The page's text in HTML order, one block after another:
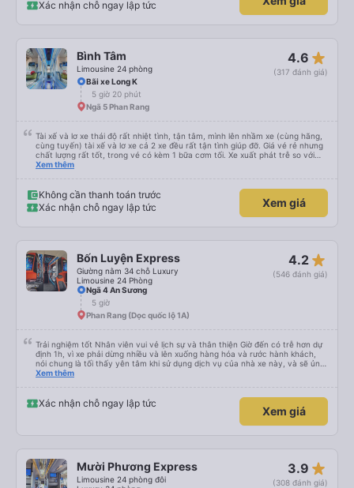
Xác nhận chỗ ngay lập tức
Bình Tâm
Limousine 24 phòng
4.6 star_rate
(317 đánh giá)
Bãi xe Long K
5 giờ 20 phút
Ngã 5 Phan Rang
Tài xế và lơ xe thái độ rất nhiệt tình, tận tâm, mình lên nhầm xe (cùng hãng,
cùng tuyến) tài xế và lơ xe cả 2 xe đều rất tận tình giúp đỡ. Giá vé rẻ nhưng
chất lượng rất tốt, trong vé có kèm 1 bữa cơm tối. Xe xuất phát trễ so với
trên app 45p, nhưng do bão nên trời mưa rất to, có thể thông cảm được.
Xem thêm
Không cần thanh toán trước
Xác nhận chỗ ngay lập tức
Xem giá
Bốn Luyện Express
Giường nằm 34 chỗ Luxury
Limousine 24 Phòng
4.2 star_rate
(546 đánh giá)
Ngã 4 An Sương
5 giờ
Phan Rang (Dọc quốc lộ 1A)
Trải nghiệm tốt Nhân viên vui vẻ lịch sự và thân thiện Giờ đến có trễ hơn dự
định 1h, vì xe phải dừng nhiều và lên xuống hàng hóa và rước hành khách,
nói chung là tối thấy yên tâm khi sử dụng dịch vụ của nhà xe này, và sẽ ủng
hộ và giới thiệu cho người thân sử dụng dịch vụ của nhà xe này
Xem thêm
Xác nhận chỗ ngay lập tức
Xem giá
Mười Phương Express
Limousine 24 phòng đôi
3.9 star_rate
(308 đánh giá)